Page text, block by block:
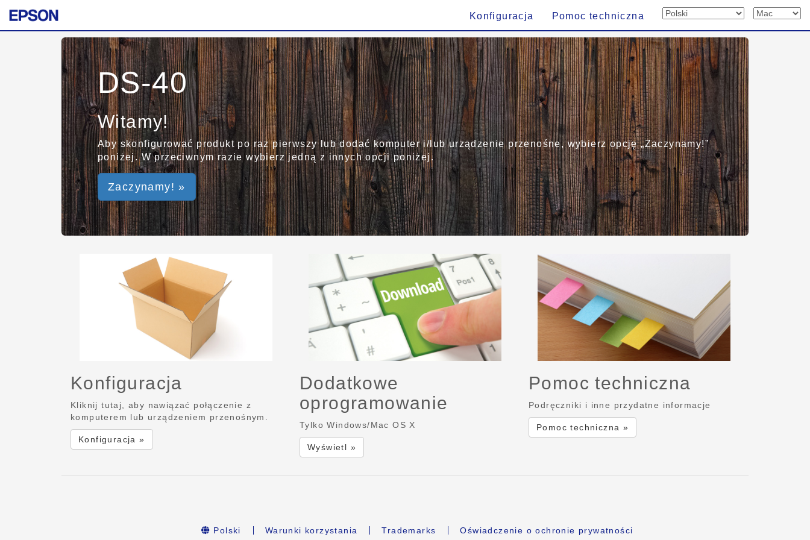
Konfiguracja Pomoc techniczna
DS-40
Witamy!
Aby skonfigurować produkt po raz pierwszy lub dodać komputer i/lub urządzenie przenośne, wybierz opcję „Zaczynamy!”
poniżej. W przeciwnym razie wybierz jedną z innych opcji poniżej.
Zaczynamy! »
Konfiguracja
Kliknij tutaj, aby nawiązać połączenie z
komputerem lub urządzeniem przenośnym.
Konfiguracja »
Dodatkowe
oprogramowanie
Tylko Windows/Mac OS X
Wyświetl »
Pomoc techniczna
Podręczniki i inne przydatne informacje
Pomoc techniczna »
Polski Warunki korzystania Trademarks Oświadczenie o ochronie prywatności